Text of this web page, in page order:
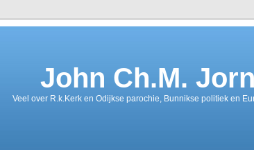
John Ch.M.
Veel over R.k.Kerk en Odijkse parochie, Bunnikse politiek en